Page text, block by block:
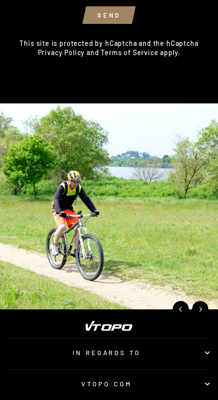
SEND
This site is protected by hCaptcha and the hCaptcha
Privacy Policy andTerms of Service apply.
IN REGARDS TO
VTOPO.COM